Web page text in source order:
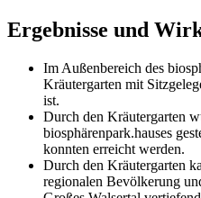
Ergebnisse und
Im Außenbereich des
Kräutergarten mit
ist.
Durch den Kräutergarten
biosphärenpark.hauses
konnten erreicht werden.
Durch den Kräutergarten
regionalen Bevölkerung